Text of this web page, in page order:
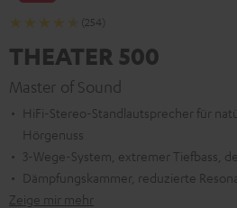
(254)
THEATER 500
Master of Sound
HiFi-Stereo-Standlautsprecher für
Hörgenuss
3-Wege-System, extremer Tiefbass,
Dämpfungskammer, reduzierte
Zeige mir mehr